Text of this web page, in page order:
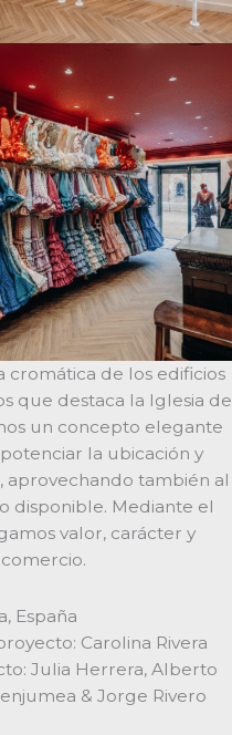
cromática de los edificios
que destaca la Iglesia de
un concepto elegante
la ubicación y
aprovechando también al
disponible. Mediante el
valor, carácter y
España
Carolina Rivera
Julia Herrera, Alberto
& Jorge Rivero